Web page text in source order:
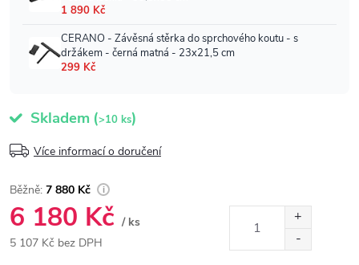
Skladem (>10 ks)
Více informací o doručení
7 880 Kč
6 180 Kč / ks
5 107 Kč bez DPH